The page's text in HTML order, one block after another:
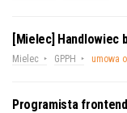
[Mielec] Handlowiec
Mielec GPPH umowa
Programista